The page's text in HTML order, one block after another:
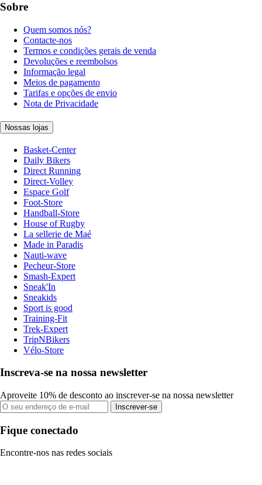
Sobre
Quem somos nós?
Contacte-nos
Termos e condições gerais de venda
Devoluções e reembolsos
Informação legal
Meios de pagamento
Tarifas e opções de envio
Nota de Privacidade
Nossas lojas
Basket-Center
Daily Bikers
Direct Running
Direct-Volley
Espace Golf
Foot-Store
Handball-Store
House of Rugby
La sellerie de Maé
Made in Paradis
Nauti-wave
Pecheur-Store
Smash-Expert
Sneak'In
Sneakids
Sport is good
Training-Fit
Trek-Expert
TripNBikers
Vélo-Store
Inscreva-se na nossa newsletter
Aproveite 10% de desconto ao inscrever-se na nossa newsletter
Inscrever-se
Fique conectado
Encontre-nos nas redes sociais